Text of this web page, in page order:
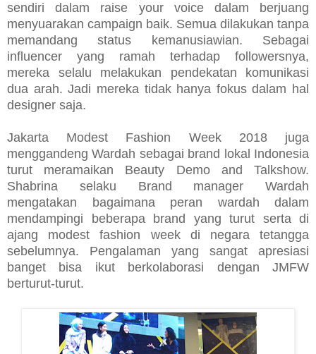
sendiri dalam raise your voice dalam berjuang
menyuarakan campaign baik. Semua dilakukan tanpa
memandang status kemanusiawian. Sebagai
influencer yang ramah terhadap followersnya,
mereka selalu melakukan pendekatan komunikasi
dua arah. Jadi mereka tidak hanya fokus dalam hal
designer saja.
Jakarta Modest Fashion Week 2018 juga
menggandeng Wardah sebagai brand lokal Indonesia
turut meramaikan Beauty Demo and Talkshow.
Shabrina selaku Brand manager Wardah
mengatakan bagaimana peran wardah dalam
mendampingi beberapa brand yang turut serta di
ajang modest fashion week di negara tetangga
sebelumnya. Pengalaman yang sangat apresiasi
banget bisa ikut berkolaborasi dengan JMFW
berturut-turut.